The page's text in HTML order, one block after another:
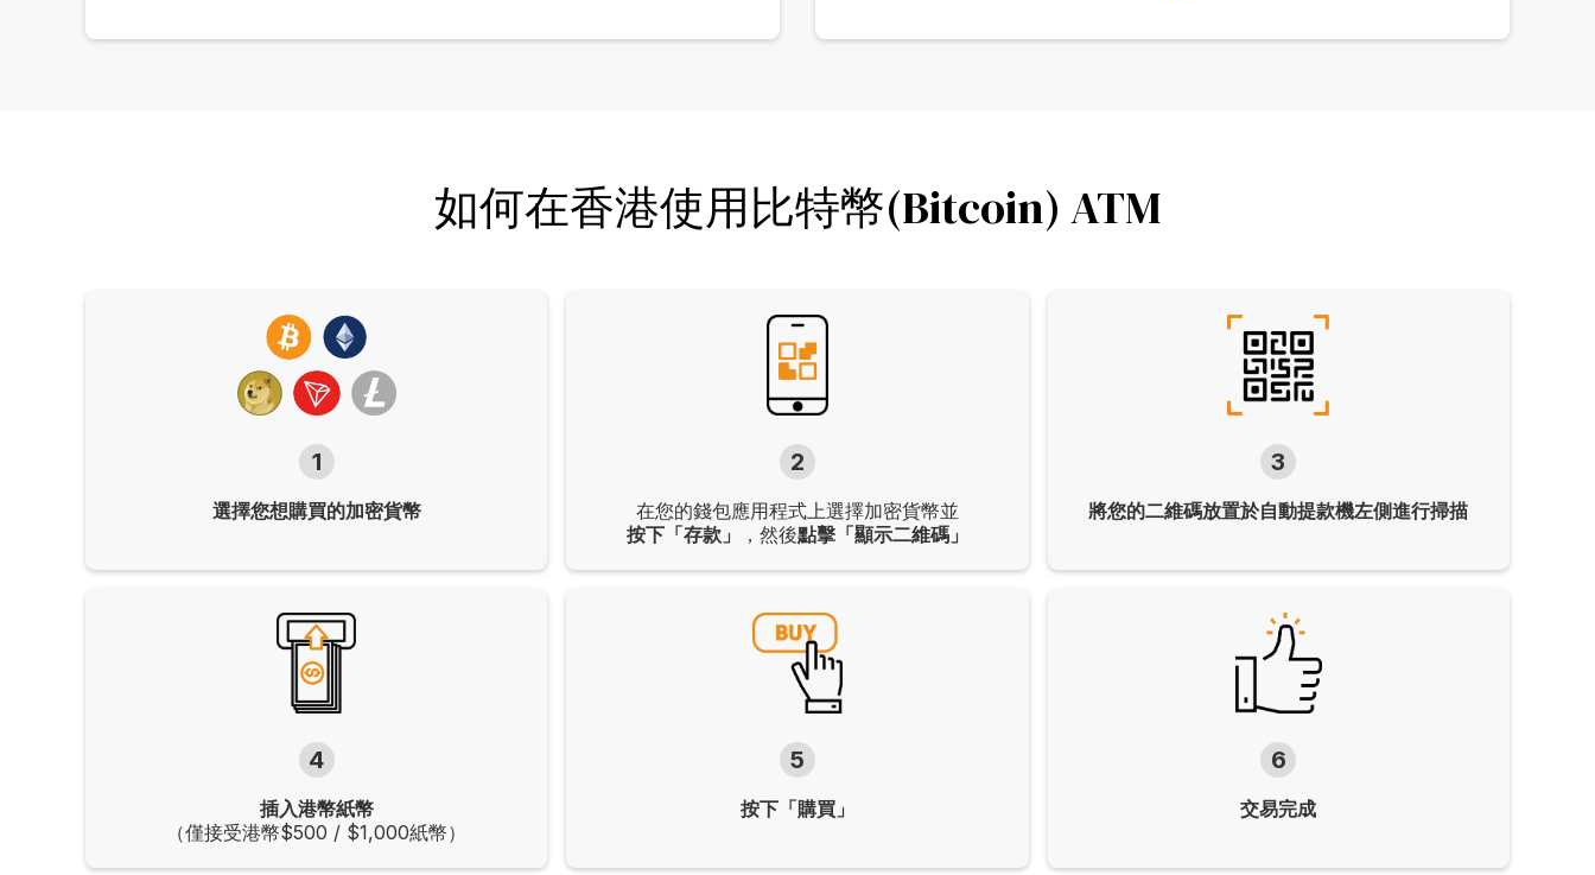
如何在香港使用比特幣(Bitcoin) ATM
1
選擇您想購買的加密貨幣
2
在您的錢包應用程式上選擇加密貨幣並
按下「存款」
，然後點擊「顯示二維碼」
3
將您的二維碼放置於自動提款機左側進行掃描
4
插入港幣紙幣
（僅接受港幣$500 / $1,000紙幣）
5
按下「購買」
6
交易完成